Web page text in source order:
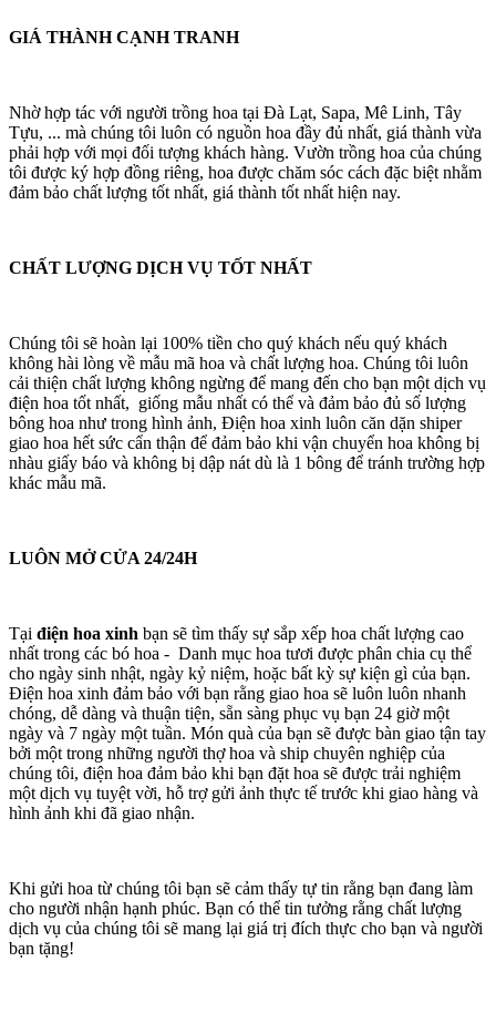
GIÁ THÀNH CẠNH TRANH
Nhờ hợp tác với người trồng hoa tại Đà Lạt, Sapa, Mê Linh, Tây
Tựu, ... mà chúng tôi luôn có nguồn hoa đầy đủ nhất, giá thành vừa
phải hợp với mọi đối tượng khách hàng. Vườn trồng hoa của chúng
tôi được ký hợp đồng riêng, hoa được chăm sóc cách đặc biệt nhằm
đảm bảo chất lượng tốt nhất, giá thành tốt nhất hiện nay.
CHẤT LƯỢNG DỊCH VỤ TỐT NHẤT
Chúng tôi sẽ hoàn lại 100% tiền cho quý khách nếu quý khách
không hài lòng về mẫu mã hoa và chất lượng hoa. Chúng tôi luôn
cải thiện chất lượng không ngừng để mang đến cho bạn một dịch vụ
điện hoa tốt nhất, giống mẫu nhất có thể và đảm bảo đủ số lượng
bông hoa như trong hình ảnh, Điện hoa xinh luôn căn dặn shiper
giao hoa hết sức cẩn thận để đảm bảo khi vận chuyển hoa không bị
nhàu giấy báo và không bị dập nát dù là 1 bông để tránh trường hợp
khác mẫu mã.
LUÔN MỞ CỬA 24/24H
Tại điện hoa xinh bạn sẽ tìm thấy sự sắp xếp hoa chất lượng cao
nhất trong các bó hoa - Danh mục hoa tươi được phân chia cụ thể
cho ngày sinh nhật, ngày kỷ niệm, hoặc bất kỳ sự kiện gì của bạn.
Điện hoa xinh đảm bảo với bạn rằng giao hoa sẽ luôn luôn nhanh
chóng, dễ dàng và thuận tiện, sẵn sàng phục vụ bạn 24 giờ một
ngày và 7 ngày một tuần. Món quà của bạn sẽ được bàn giao tận tay
bởi một trong những người thợ hoa và ship chuyên nghiệp của
chúng tôi, điện hoa đảm bảo khi bạn đặt hoa sẽ được trải nghiệm
một dịch vụ tuyệt vời, hỗ trợ gửi ảnh thực tế trước khi giao hàng và
hình ảnh khi đã giao nhận.
Khi gửi hoa từ chúng tôi bạn sẽ cảm thấy tự tin rằng bạn đang làm
cho người nhận hạnh phúc. Bạn có thể tin tưởng rằng chất lượng
dịch vụ của chúng tôi sẽ mang lại giá trị đích thực cho bạn và người
bạn tặng!